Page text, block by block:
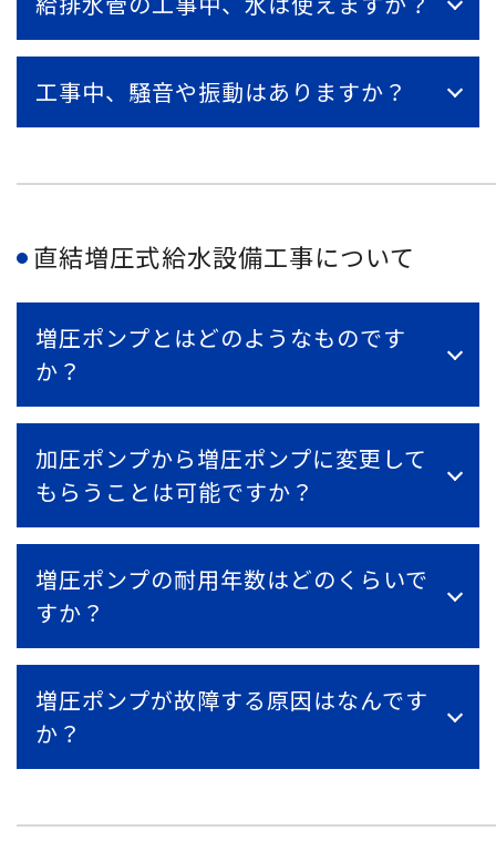
工事中、騒音や振動はありますか？
直結増圧式給水設備工事について
増圧ポンプとはどのようなものです
か？
加圧ポンプから増圧ポンプに変更して
もらうことは可能ですか？
増圧ポンプの耐用年数はどのくらいで
すか？
増圧ポンプが故障する原因はなんです
か？